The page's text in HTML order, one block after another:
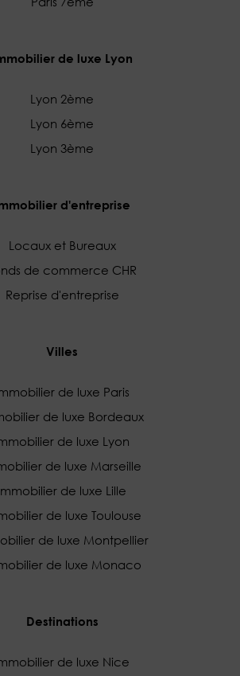
de luxe Lyon
Lyon 2ème
Lyon 6ème
Lyon 3ème
d'entreprise
Locaux et Bureaux
de commerce CHR
Reprise d'entreprise
Villes
de luxe Paris
de luxe Bordeaux
de luxe Lyon
de luxe Marseille
de luxe Lille
de luxe Toulouse
de luxe Montpellier
de luxe Monaco
Destinations
de luxe Nice